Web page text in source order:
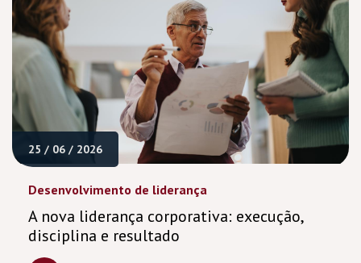
25 / 06 / 2026
Desenvolvimento de liderança
A nova liderança corporativa: execução,
disciplina e resultado